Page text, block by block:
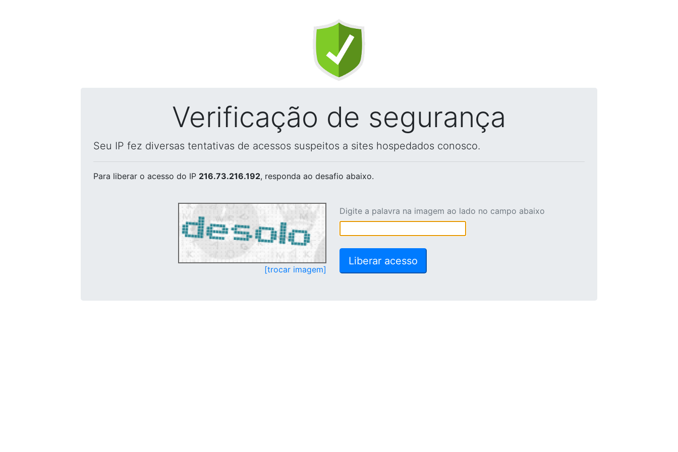
Verificação de segurança
Seu IP fez diversas tentativas de acessos suspeitos a sites hospedados conosco.
Para liberar o acesso do IP 216.73.216.192, responda ao desafio abaixo.
[trocar imagem]
Digite a palavra na imagem ao lado no campo abaixo